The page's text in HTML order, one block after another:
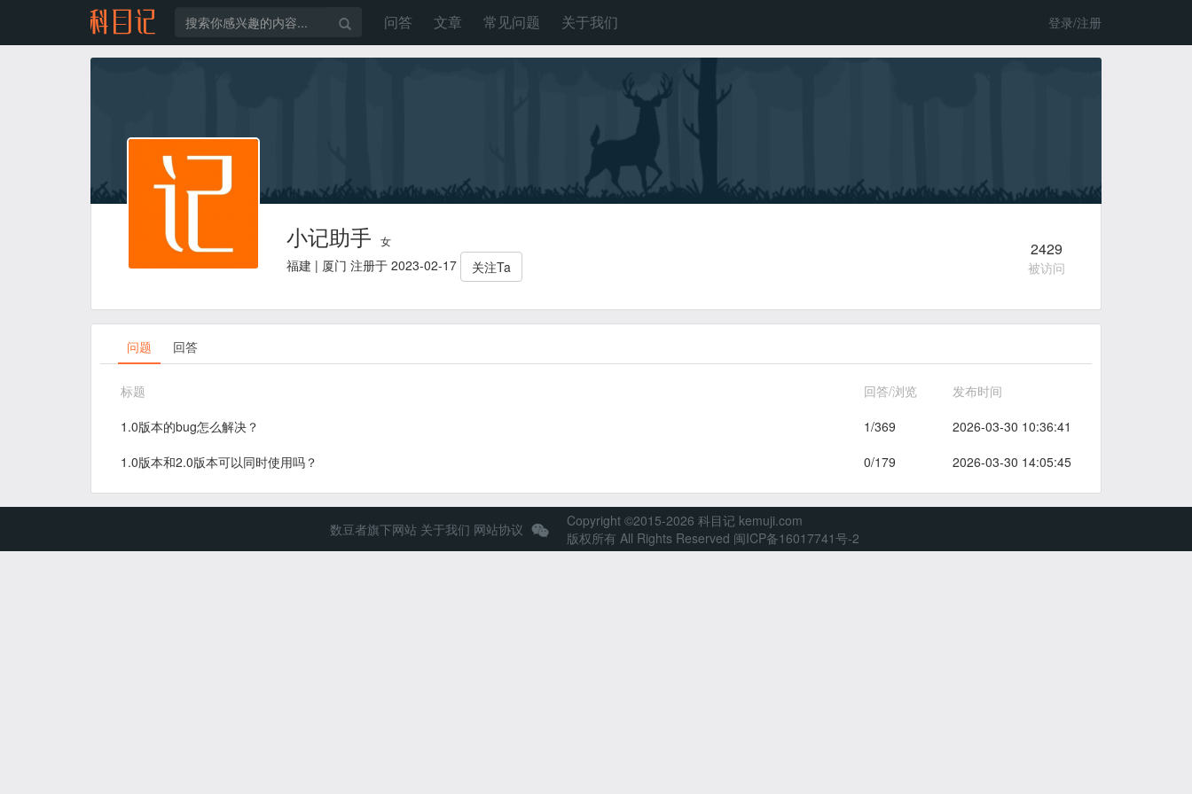
问答 文章 常见问题 关于我们 登录/注册
小记助手 女
福建 | 厦门 注册于 2023-02-17 关注Ta
2429
被访问
问题 回答
标题 回答/浏览
发布时间
1.0版本的bug怎么解决？
1/369
2026-03-30 10:36:41
1.0版本和2.0版本可以同时使用吗？
0/179 2026-03-30 14:05:45
数豆者旗下网站 关于我们 网站协议
Copyright ©2015-2026 科目记 kemuji.com
版权所有 All Rights Reserved 闽ICP备16017741号-2